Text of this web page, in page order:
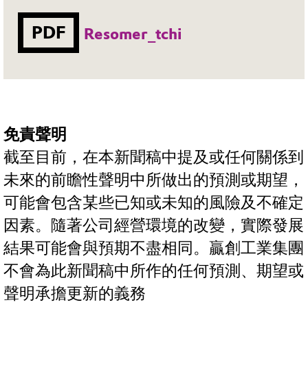
PDF Resomer_tchi
免責聲明
截至目前，在本新聞稿中提及或任何關係到
未來的前瞻性聲明中所做出的預測或期望，
可能會包含某些已知或未知的風險及不確定
因素。隨著公司經營環境的改變，實際發展
結果可能會與預期不盡相同。贏創工業集團
不會為此新聞稿中所作的任何預測、期望或
聲明承擔更新的義務